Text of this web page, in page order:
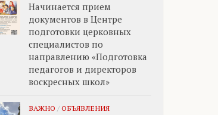
Начинается прием
документов в Центре
подготовки церковных
специалистов по
направлению «Подготовка
педагогов и директоров
воскресных школ»
ВАЖНО / ОБЪЯВЛЕНИЯ